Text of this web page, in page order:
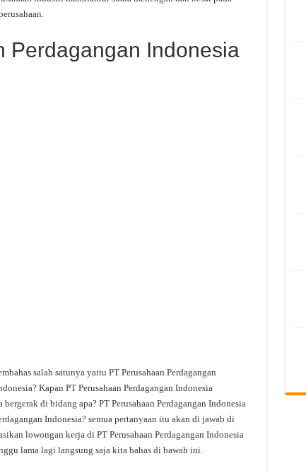
Perdagangan Indonesia
salah satunya yaitu PT Perusahaan Perdagangan
Kapan PT Perusahaan Perdagangan Indonesia
di bidang apa? PT Perusahaan Perdagangan Indonesia
Indonesia? semua pertanyaan itu akan di jawab di
lowongan kerja di PT Perusahaan Perdagangan Indonesia
lama lagi langsung saja kita bahas di bawah ini.